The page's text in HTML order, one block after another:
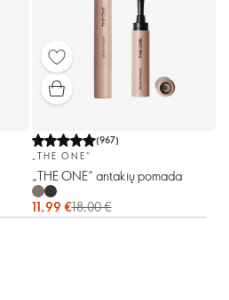
(967)
„THE ONE“
„THE ONE“ antakių pomada
11,99 €18,00 €